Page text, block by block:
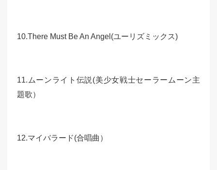
10.There Must Be An Angel(ユーリズミックス)
11.ムーンライト伝説(美少女戦士セーラームーン主
題歌）
12.マイバラード(合唱曲）